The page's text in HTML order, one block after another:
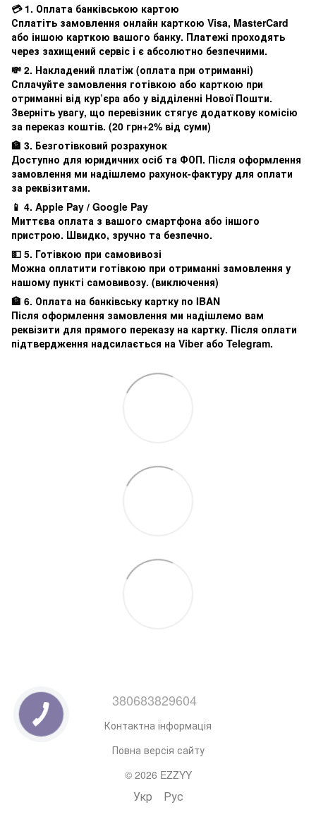
💳 1. Оплата банківською картою
Сплатіть замовлення онлайн карткою Visa, MasterCard
або іншою карткою вашого банку. Платежі проходять
через захищений сервіс і є абсолютно безпечними.
💸 2. Накладений платіж (оплата при отриманні)
Сплачуйте замовлення готівкою або карткою при
отриманні від кур’єра або у відділенні Нової Пошти.
Зверніть увагу, що перевізник стягує додаткову комісію
за переказ коштів. (20 грн+2% від суми)
🏦 3. Безготівковий розрахунок
Доступно для юридичних осіб та ФОП. Після оформлення
замовлення ми надішлемо рахунок-фактуру для оплати
за реквізитами.
📱 4. Apple Pay / Google Pay
Миттєва оплата з вашого смартфона або іншого
пристрою. Швидко, зручно та безпечно.
💵 5. Готівкою при самовивозі
Можна оплатити готівкою при отриманні замовлення у
нашому пункті самовивозу. (виключення)
🏦 6. Оплата на банківську картку по IBAN
Після оформлення замовлення ми надішлемо вам
реквізити для прямого переказу на картку. Після оплати
підтвердження надсилається на Viber або Telegram.
380683829604
Контактна інформація
Повна версія сайту
© 2026 EZZYY
Укр Рус